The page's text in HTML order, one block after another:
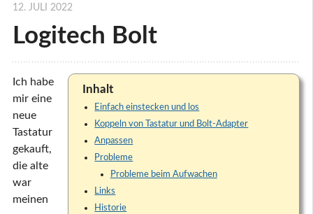
Logitech Bolt
12. JULI 2022
Inhalt
Einfach einstecken und los
Koppeln von Tastatur und Bolt-Adapter
Anpassen
Probleme
Probleme beim Aufwachen
Links
Historie
Ich habe
mir eine
neue
Tastatur
gekauft,
die alte
war
meinen